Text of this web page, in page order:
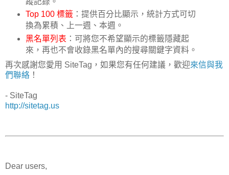
Top 100 標籤 ：提供百分比顯示，統計方式可切
換為累積、上一週、本週。
黑名單列表 ：可將您不希望顯示的標籤隱藏起
來，再也不會收錄黑名單內的搜尋關鍵字資料。
再次感謝您愛用 SiteTag，如果您有任何建議，歡迎來信與我
們聯絡 ！
- SiteTag
http://sitetag.us
Dear users,